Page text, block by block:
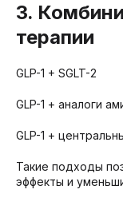
3.
терапии
GLP-1 + SGLT-2
GLP-1 + аналоги
GLP-1 +
Такие подходы
эффекты и